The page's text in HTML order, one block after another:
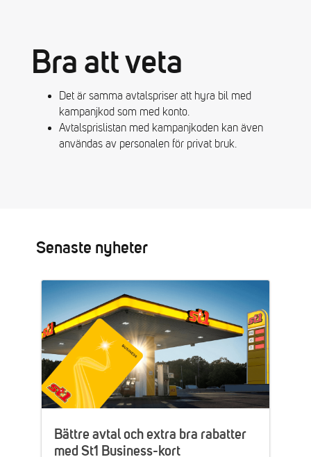
Bra att veta
Det är samma avtalspriser att hyra bil med
kampanjkod som med konto.
Avtalsprislistan med kampanjkoden kan även
användas av personalen för privat bruk.
Senaste nyheter
Bättre avtal och extra bra rabatter
med St1 Business-kort